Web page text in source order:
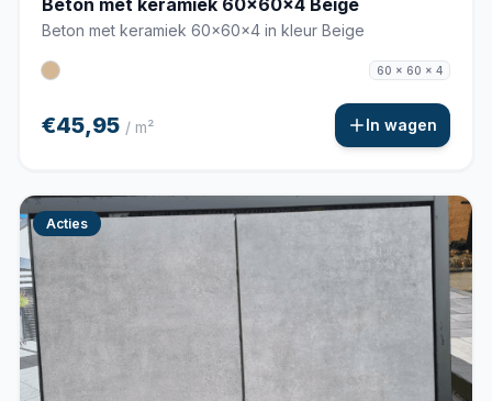
Beton met keramiek 60x60x4 Beige
Beton met keramiek 60x60x4 in kleur Beige
60 x 60 x 4
€45,95 / m² In wagen
Acties